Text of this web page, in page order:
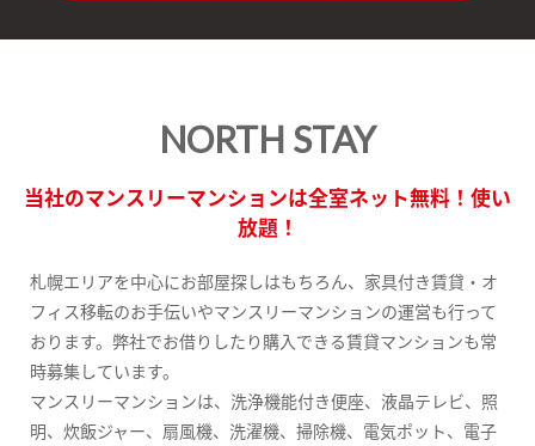
NORTH STAY
当社のマンスリーマンションは全室ネット無料！使い
放題！
札幌エリアを中心にお部屋探しはもちろん、家具付き賃貸・オ
フィス移転のお手伝いやマンスリーマンションの運営も行って
おります。弊社でお借りしたり購入できる賃貸マンションも常
時募集しています。
マンスリーマンションは、洗浄機能付き便座、液晶テレビ、照
明、炊飯ジャー、扇風機、洗濯機、掃除機、電気ポット、電子